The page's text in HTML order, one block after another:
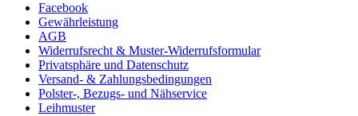
Facebook
Gewährleistung
AGB
Widerrufsrecht & Muster-Widerrufsformular
Privatsphäre und Datenschutz
Versand- & Zahlungsbedingungen
Polster-, Bezugs- und Nähservice
Leihmuster